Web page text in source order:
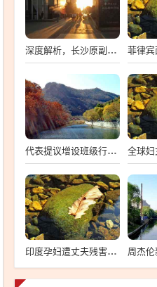
深度解析，长沙原副市长唐向阳被逮捕事件
代表提议增设班级行政助理岗位，深度探讨其必要性与可行性
印度孕妇遭丈夫残害事件深度解析